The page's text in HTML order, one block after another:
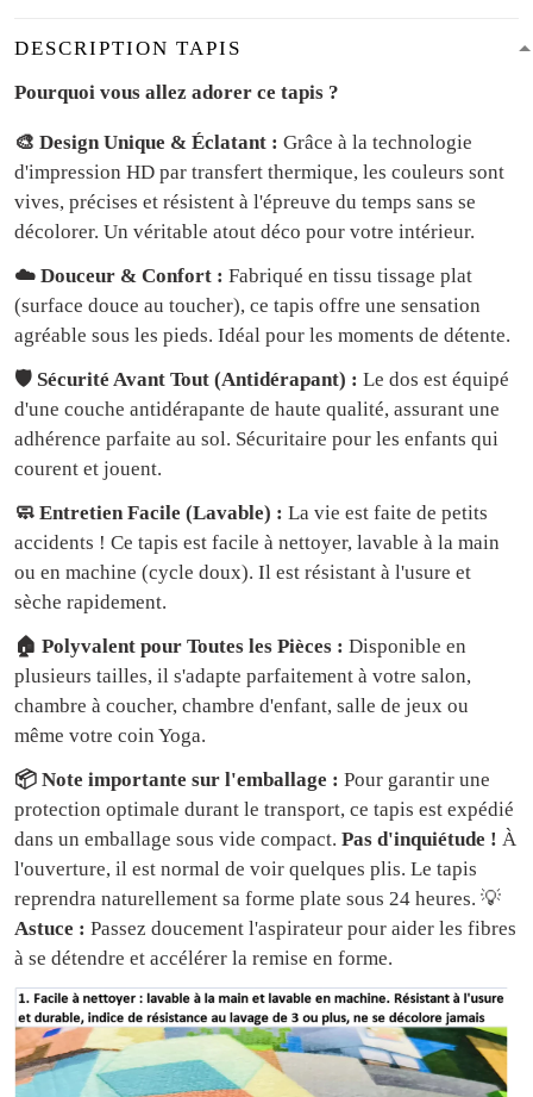
DESCRIPTION TAPIS
Pourquoi vous allez adorer ce tapis ?
🎨 Design Unique & Éclatant : Grâce à la technologie
d'impression HD par transfert thermique, les couleurs sont
vives, précises et résistent à l'épreuve du temps sans se
décolorer. Un véritable atout déco pour votre intérieur.
☁️ Douceur & Confort : Fabriqué en tissu tissage plat
(surface douce au toucher), ce tapis offre une sensation
agréable sous les pieds. Idéal pour les moments de détente.
🛡️ Sécurité Avant Tout (Antidérapant) : Le dos est équipé
d'une couche antidérapante de haute qualité, assurant une
adhérence parfaite au sol. Sécuritaire pour les enfants qui
courent et jouent.
🧼 Entretien Facile (Lavable) : La vie est faite de petits
accidents ! Ce tapis est facile à nettoyer, lavable à la main
ou en machine (cycle doux). Il est résistant à l'usure et
sèche rapidement.
🏠 Polyvalent pour Toutes les Pièces : Disponible en
plusieurs tailles, il s'adapte parfaitement à votre salon,
chambre à coucher, chambre d'enfant, salle de jeux ou
même votre coin Yoga.
📦 Note importante sur l'emballage : Pour garantir une
protection optimale durant le transport, ce tapis est expédié
dans un emballage sous vide compact. Pas d'inquiétude ! À
l'ouverture, il est normal de voir quelques plis. Le tapis
reprendra naturellement sa forme plate sous 24 heures. 💡
Astuce : Passez doucement l'aspirateur pour aider les fibres
à se détendre et accélérer la remise en forme.